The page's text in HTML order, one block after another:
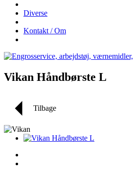
Diverse
Kontakt / Om
Vikan Håndbørste L
Tilbage